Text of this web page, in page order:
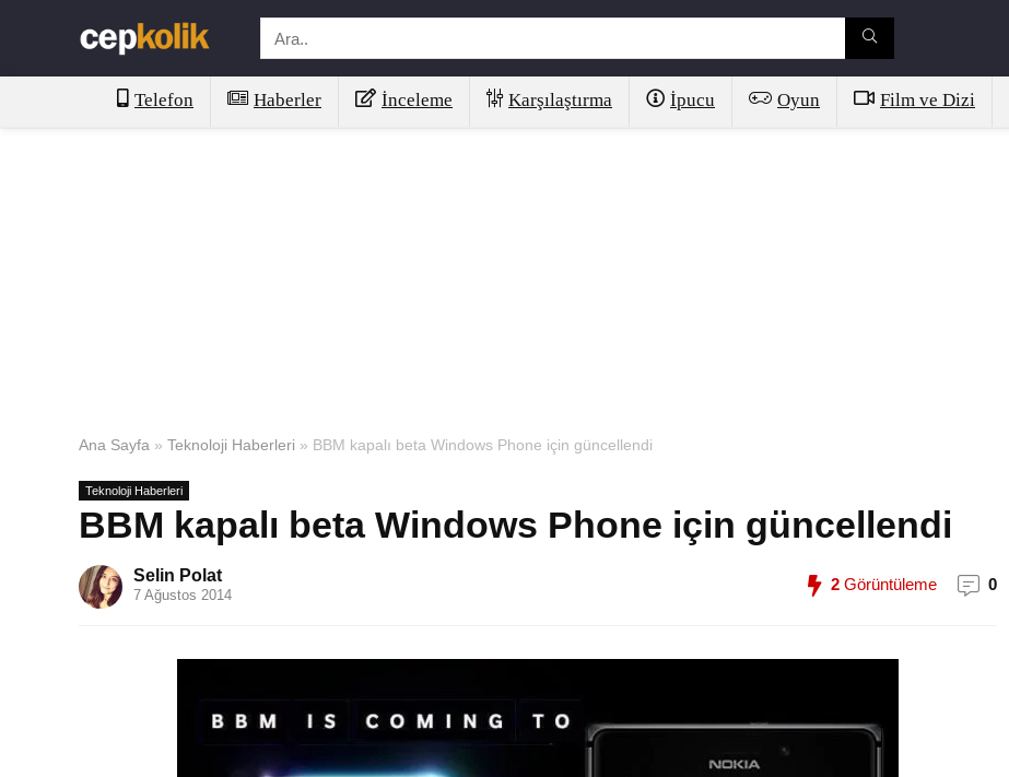
Telefon Haberler İnceleme Karşılaştırma İpucu Oyun Film ve Dizi
Ana Sayfa » Teknoloji Haberleri » BBM kapalı beta Windows Phone için güncellendi
Teknoloji Haberleri
BBM kapalı beta Windows Phone için güncellendi
Selin Polat
7 Ağustos 2014
2 Görüntüleme 0